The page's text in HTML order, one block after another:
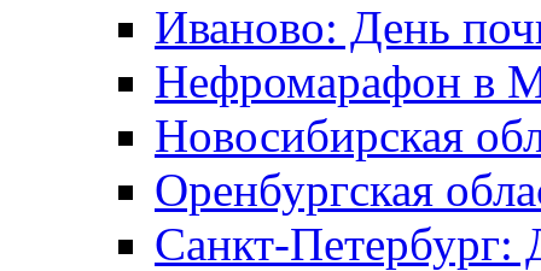
Иваново: День
Нефромарафон в
Новосибирская
Оренбургская
Санкт-Петербург: